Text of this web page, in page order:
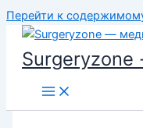
Перейти к
Surgeryzone